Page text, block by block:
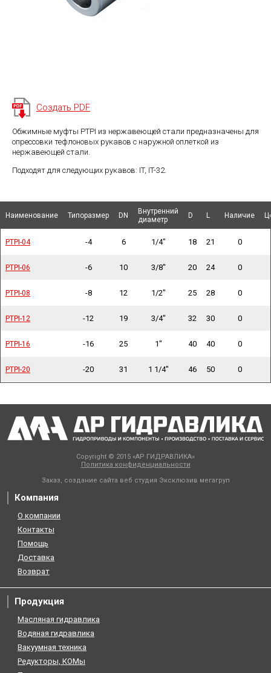
Создать PDF
Обжимные муфты PTPI из нержавеющей стали предназначены для
опрессовки тефлоновых рукавов с наружной оплеткой из
нержавеющей стали.
Подходят для следующих рукавов: IT, IT-32.
Наименование Типоразмер DN
Внутренний
диаметр
D L Наличие
PTPI-04 -4 6 1/4" 18 21 0
PTPI-06 -6 10 3/8" 20 24 0
PTPI-08 -8 12 1/2" 25 28 0
PTPI-12 -12 19 3/4" 32 30 0
PTPI-16 -16 25 1" 40 40 0
PTPI-20 -20 31 1 1/4" 46 50 0
Наименование
PTPI-04
PTPI-06
PTPI-08
PTPI-12
PTPI-16
PTPI-20
Наименование
Наименование Типоразмер DN
Внутренний
диаметр
D L Наличие
Copyright © 2015 «АР ГИДРАВЛИКА»
Политика конфиденциальности
Заказ, создание сайта веб студия Эксклюзив мегагруп
Компания
О компании
Контакты
Помощь
Доставка
Возврат
Продукция
Масляная гидравлика
Водяная гидравлика
Вакуумная техника
Редукторы, КОМы